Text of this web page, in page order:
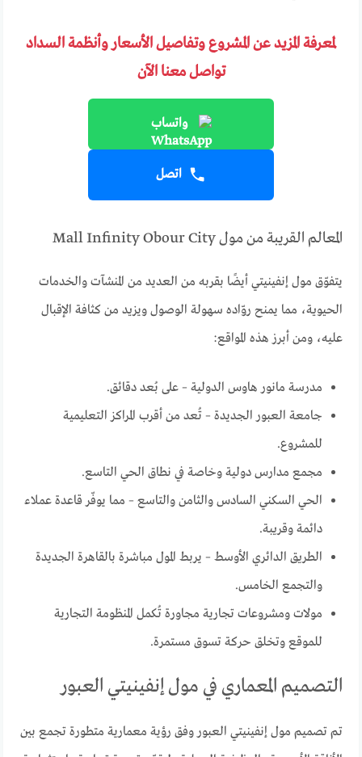
لمعرفة المزيد عن المشروع وتفاصيل الأسعار وأنظمة السداد
تواصل معنا الآن
واتساب
اتصل
المعالم القريبة من مول Mall Infinity Obour City
يتفوّق مول إنفينيتي أيضًا بقربه من العديد من المنشآت والخدمات
الحيوية، مما يمنح روّاده سهولة الوصول ويزيد من كثافة الإقبال
عليه، ومن أبرز هذه المواقع:
مدرسة مانور هاوس الدولية – على بُعد دقائق.
جامعة العبور الجديدة – تُعد من أقرب المراكز التعليمية
للمشروع.
مجمع مدارس دولية وخاصة في نطاق الحي التاسع.
الحي السكني السادس والثامن والتاسع – مما يوفّر قاعدة عملاء
دائمة وقريبة.
الطريق الدائري الأوسط – يربط المول مباشرة بالقاهرة الجديدة
والتجمع الخامس.
مولات ومشروعات تجارية مجاورة تُكمل المنظومة التجارية
للموقع وتخلق حركة تسوق مستمرة.
التصميم المعماري في مول إنفينيتي العبور
تم تصميم مول إنفينيتي العبور وفق رؤية معمارية متطورة تجمع بين